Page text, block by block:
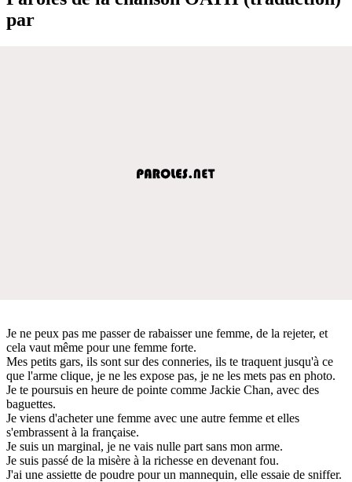
par
Je ne peux pas me passer de rabaisser une femme, de la rejeter, et
cela vaut même pour une femme forte.
Mes petits gars, ils sont sur des conneries, ils te traquent jusqu'à ce
que l'arme clique, je ne les expose pas, je ne les mets pas en photo.
Je te poursuis en heure de pointe comme Jackie Chan, avec des
baguettes.
Je viens d'acheter une femme avec une autre femme et elles
s'embrassent à la française.
Je suis un marginal, je ne vais nulle part sans mon arme.
Je suis passé de la misère à la richesse en devenant fou.
J'ai une assiette de poudre pour un mannequin, elle essaie de sniffer.